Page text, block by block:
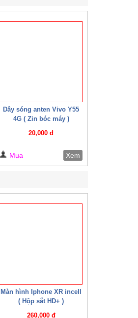
Dây sóng anten Vivo Y55
4G ( Zin bóc máy )
20,000 đ
Mua Xem
Màn hình Iphone XR incell
( Hộp sắt HD+ )
260,000 đ